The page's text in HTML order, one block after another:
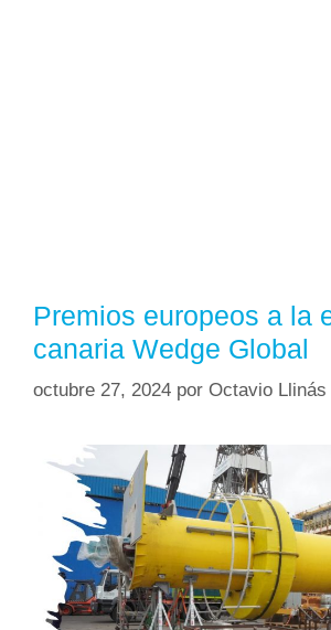
Premios europeos a la
canaria Wedge Global
octubre 27, 2024 por Octavio Llinás